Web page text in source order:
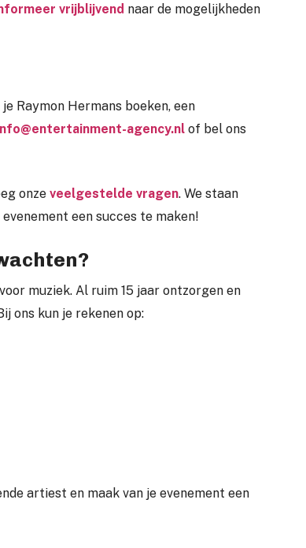
vrijblijvend naar de mogelijkheden
Raymon Hermans boeken, een
agency.nl of bel ons
onze veelgestelde vragen. We staan
een succes te maken!
muziek. Al ruim 15 jaar ontzorgen en
ons kun je rekenen op:
artiest en maak van je evenement een